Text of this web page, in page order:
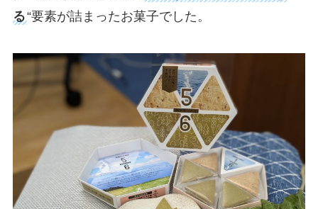
る“要素が詰まったお菓子でした。